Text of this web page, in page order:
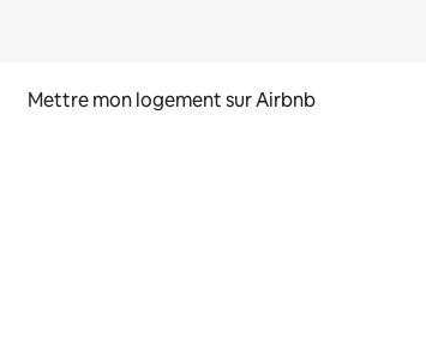
Mettre mon logement sur Airbnb